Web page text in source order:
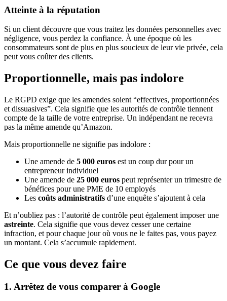
Atteinte à la réputation
Si un client découvre que vous traitez les données personnelles avec
négligence, vous perdez la confiance. À une époque où les
consommateurs sont de plus en plus soucieux de leur vie privée, cela
peut vous coûter des clients.
Proportionnelle, mais pas indolore
Le RGPD exige que les amendes soient “effectives, proportionnées
et dissuasives”. Cela signifie que les autorités de contrôle tiennent
compte de la taille de votre entreprise. Un indépendant ne recevra
pas la même amende qu’Amazon.
Mais proportionnelle ne signifie pas indolore :
Une amende de 5 000 euros est un coup dur pour un
entrepreneur individuel
Une amende de 25 000 euros peut représenter un trimestre de
bénéfices pour une PME de 10 employés
Les coûts administratifs d’une enquête s’ajoutent à cela
Et n’oubliez pas : l’autorité de contrôle peut également imposer une
astreinte. Cela signifie que vous devez cesser une certaine
infraction, et pour chaque jour où vous ne le faites pas, vous payez
un montant. Cela s’accumule rapidement.
Ce que vous devez faire
1. Arrêtez de vous comparer à Google